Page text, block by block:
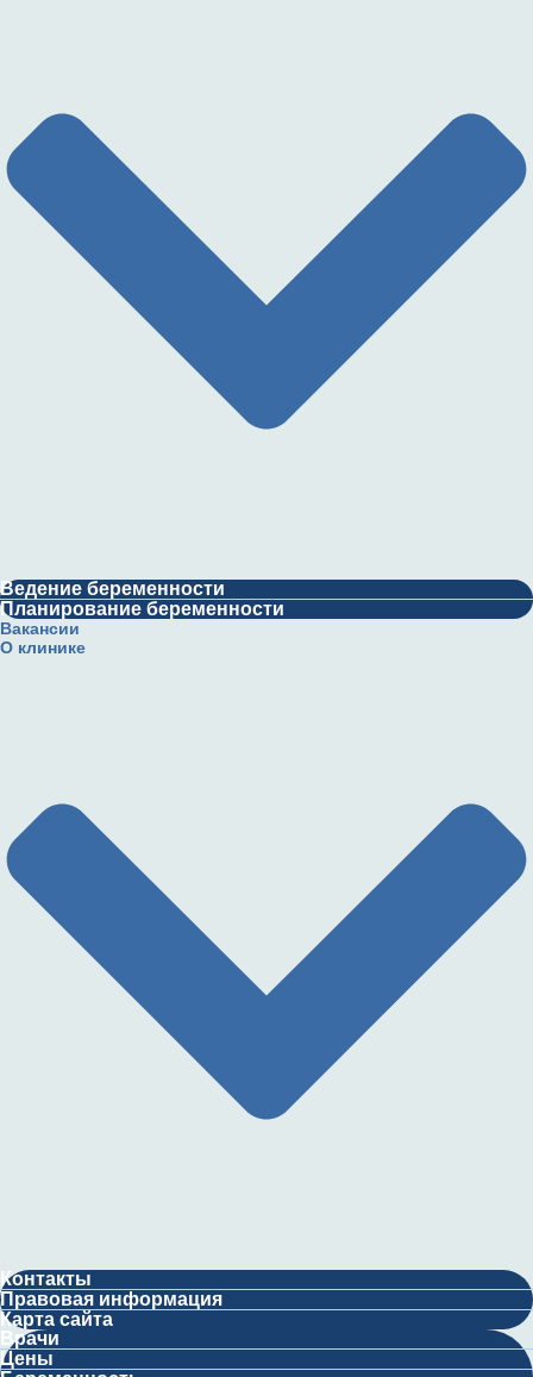
Ведение беременности
Планирование беременности
Вакансии
О клинике
Контакты
Правовая информация
Карта сайта
Врачи
Цены